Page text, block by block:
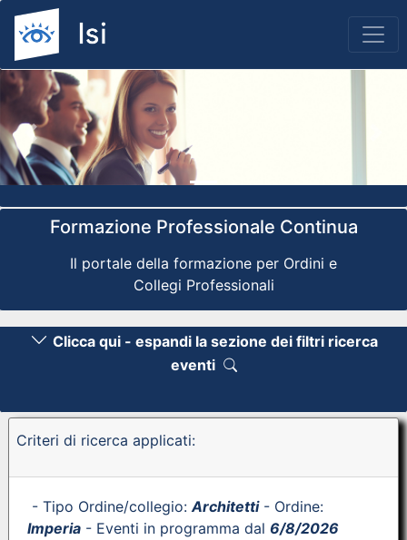
Previous
Formazione Professionale Continua
Il portale della formazione per Ordini e
Collegi Professionali
Clicca qui - espandi la sezione dei filtri ricerca
eventi
Criteri di ricerca applicati:
- Tipo Ordine/collegio:Architetti- Ordine:
Imperia - Eventi in programma dal 6/8/2026